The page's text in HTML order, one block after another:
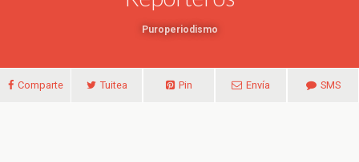
Puroperiodismo
Comparte Tuitea Pin Envía SMS